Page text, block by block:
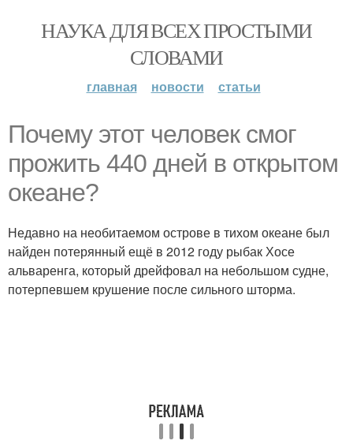
НАУКА ДЛЯ ВСЕХ ПРОСТЫМИ
СЛОВАМИ
главная новости статьи
Почему этот человек смог
прожить 440 дней в открытом
океане?
Недавно на необитаемом острове в тихом океане был
найден потерянный ещё в 2012 году рыбак Хосе
альваренга, который дрейфовал на небольшом судне,
потерпевшем крушение после сильного шторма.